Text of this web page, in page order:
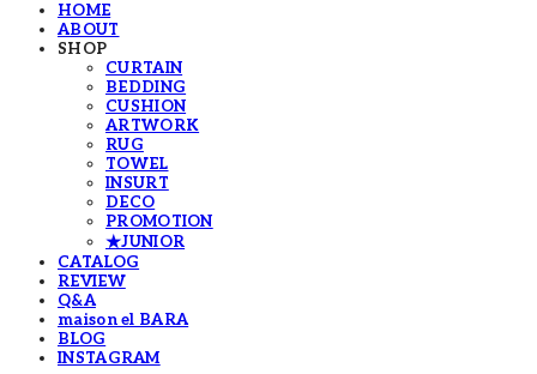
HOME
ABOUT
SHOP
CURTAIN
BEDDING
CUSHION
ARTWORK
RUG
TOWEL
INSURT
DECO
PROMOTION
★JUNIOR
CATALOG
REVIEW
Q&A
maison el BARA
BLOG
INSTAGRAM